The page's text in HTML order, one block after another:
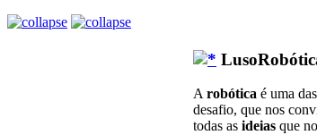
Arobótica é uma das
desafio, que nos
todas as ideias que